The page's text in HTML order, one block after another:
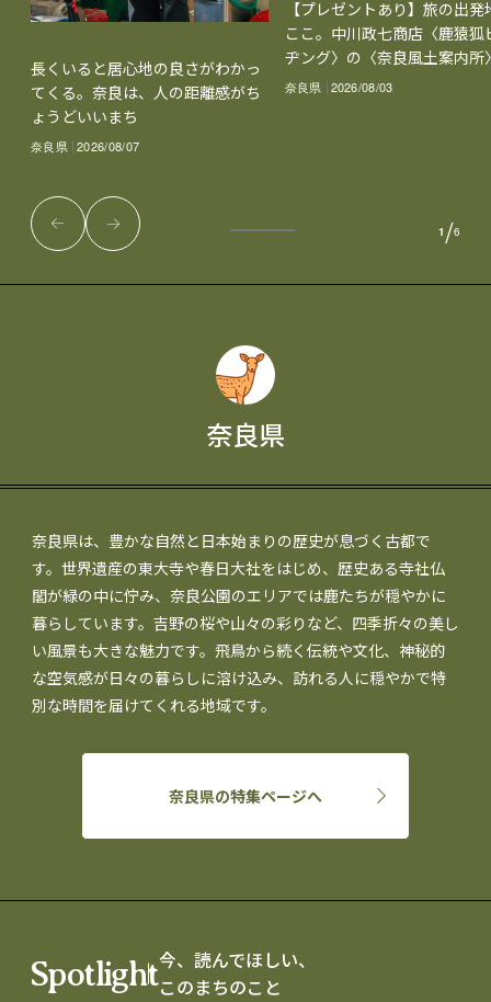
奈良県
奈良県は、豊かな自然と日本始まりの歴史が息づく古都で
す。世界遺産の東大寺や春日大社をはじめ、歴史ある寺社仏
閣が緑の中に佇み、奈良公園のエリアでは鹿たちが穏やかに
暮らしています。吉野の桜や山々の彩りなど、四季折々の美し
い風景も大きな魅力です。飛鳥から続く伝統や文化、神秘的
な空気感が日々の暮らしに溶け込み、訪れる人に穏やかで特
別な時間を届けてくれる地域です。
奈良県の特集ページへ
長くいると居心地の良さがわかっ
てくる。奈良は、人の距離感がち
ょうどいいまち
奈良県 2026/08/07
【プレゼントあり】旅の出発
ここ。中川政七商店〈鹿猿狐
ヂング〉の〈奈良風土案内所
奈良県 2026/08/03
1 /6
Spotlight今、読んでほしい、
このまちのこと